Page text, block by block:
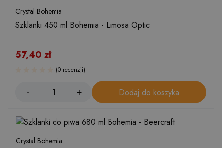
Crystal Bohemia
Szklanki 450 ml Bohemia - Limosa Optic
57,40 zł
(0 recenzji)
Dodaj do koszyka
Crystal Bohemia